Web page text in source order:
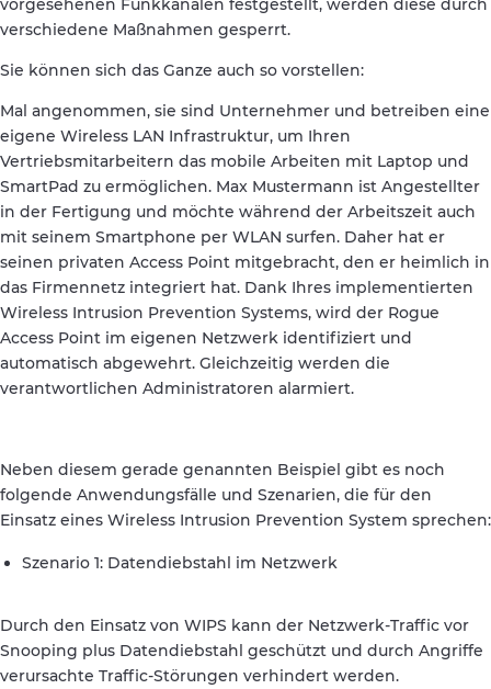
vorgesehenen Funkkanälen festgestellt, werden diese durch
verschiedene Maßnahmen gesperrt.
Sie können sich das Ganze auch so vorstellen:
Mal angenommen, sie sind Unternehmer und betreiben eine
eigene Wireless LAN Infrastruktur, um Ihren
Vertriebsmitarbeitern das mobile Arbeiten mit Laptop und
SmartPad zu ermöglichen. Max Mustermann ist Angestellter
in der Fertigung und möchte während der Arbeitszeit auch
mit seinem Smartphone per WLAN surfen. Daher hat er
seinen privaten Access Point mitgebracht, den er heimlich in
das Firmennetz integriert hat. Dank Ihres implementierten
Wireless Intrusion Prevention Systems, wird der Rogue
Access Point im eigenen Netzwerk identifiziert und
automatisch abgewehrt. Gleichzeitig werden die
verantwortlichen Administratoren alarmiert.
Neben diesem gerade genannten Beispiel gibt es noch
folgende Anwendungsfälle und Szenarien, die für den
Einsatz eines Wireless Intrusion Prevention System sprechen:
Szenario 1: Datendiebstahl im Netzwerk
Durch den Einsatz von WIPS kann der Netzwerk-Traffic vor
Snooping plus Datendiebstahl geschützt und durch Angriffe
verursachte Traffic-Störungen verhindert werden.